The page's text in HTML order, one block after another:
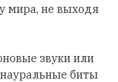
мира, не выходя
звуки или
биты